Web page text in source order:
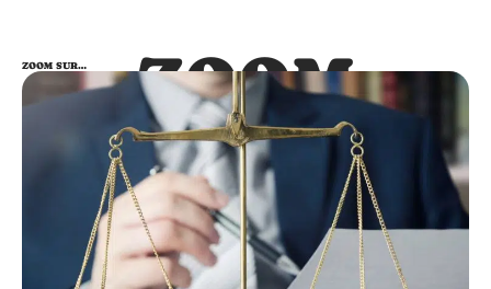
ZOOM
SUR…
ZOOM SUR…